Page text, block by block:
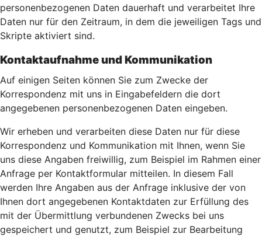
personenbezogenen Daten dauerhaft und verarbeitet Ihre
Daten nur für den Zeitraum, in dem die jeweiligen Tags und
Skripte aktiviert sind.
Kontaktaufnahme und Kommunikation
Auf einigen Seiten können Sie zum Zwecke der
Korrespondenz mit uns in Eingabefeldern die dort
angegebenen personenbezogenen Daten eingeben.
Wir erheben und verarbeiten diese Daten nur für diese
Korrespondenz und Kommunikation mit Ihnen, wenn Sie
uns diese Angaben freiwillig, zum Beispiel im Rahmen einer
Anfrage per Kontaktformular mitteilen. In diesem Fall
werden Ihre Angaben aus der Anfrage inklusive der von
Ihnen dort angegebenen Kontaktdaten zur Erfüllung des
mit der Übermittlung verbundenen Zwecks bei uns
gespeichert und genutzt, zum Beispiel zur Bearbeitung